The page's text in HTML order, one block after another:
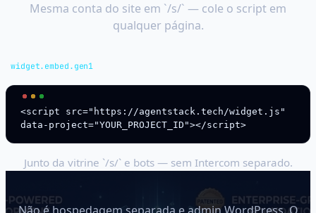
Mesma conta do site em `/s/` — cole o script em
qualquer página.
widget.embed.gen1
<script src="https://agentstack.tech/widget.js"
data-project="YOUR_PROJECT_ID"></script>
Junto da vitrine `/s/` e bots — sem Intercom separado.
Seu negócio é um link